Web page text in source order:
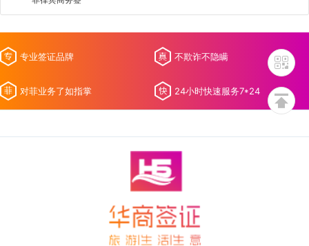
专业签证品牌 不欺诈不隐瞒
对菲业务了如指掌 24小时快速服务7*24